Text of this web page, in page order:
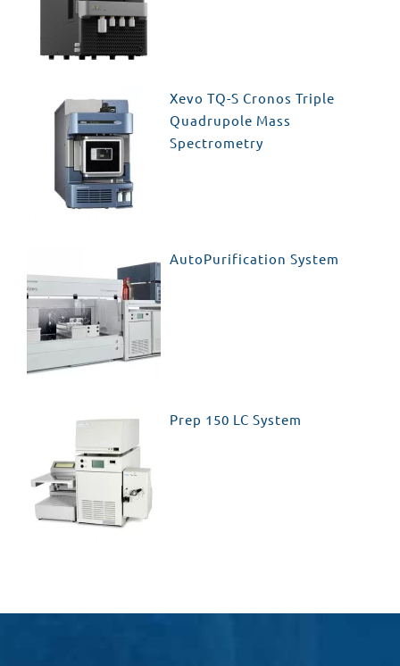
Xevo TQ-S Cronos Triple
Quadrupole Mass
Spectrometry
AutoPurification System
Prep 150 LC System